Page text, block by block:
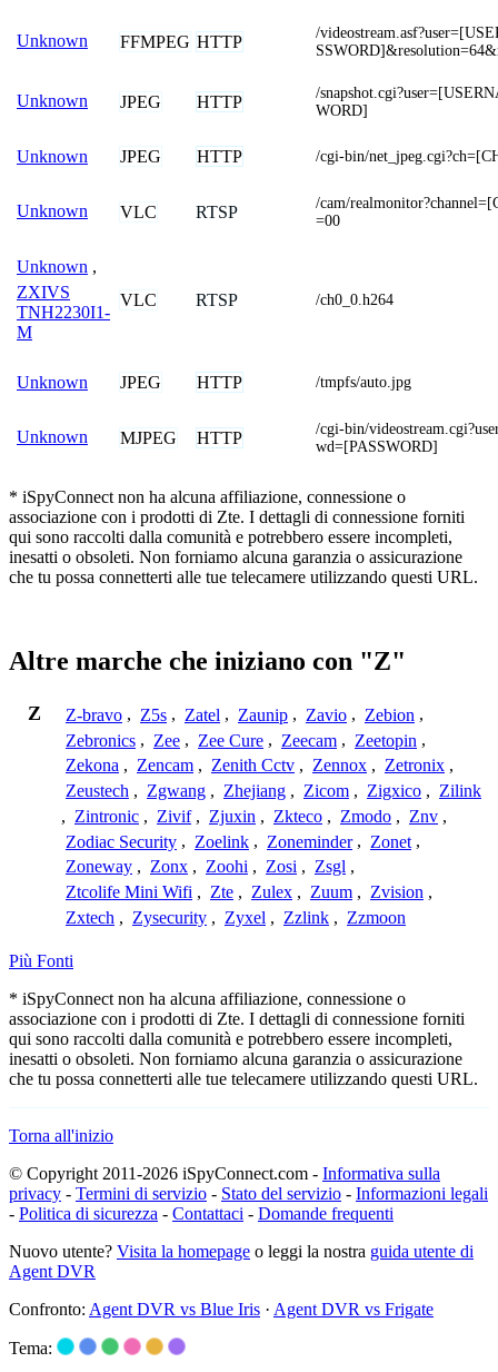
Unknown FFMPEG HTTP
/
Unknown JPEG HTTP
/
WORD]
Unknown JPEG HTTP /cgi-bin/
Unknown VLC RTSP
/cam/
=00
Unknown ,
ZXIVS
TNH2230I1-
M
VLC RTSP /ch0_0.h264
Unknown JPEG HTTP /tmpfs/auto.jpg
Unknown MJPEG HTTP
/cgi-bin/
wd=[PASSWORD]
* iSpyConnect non ha alcuna affiliazione, connessione o
associazione con i prodotti di Zte. I dettagli di connessione forniti
qui sono raccolti dalla comunità e potrebbero essere incompleti,
inesatti o obsoleti. Non forniamo alcuna garanzia o assicurazione
che tu possa connetterti alle tue telecamere utilizzando questi URL.
Altre marche che iniziano con "Z"
Z Z-bravo , Z5s , Zatel , Zaunip , Zavio , Zebion ,
Zebronics , Zee , Zee Cure , Zeecam , Zeetopin ,
Zekona , Zencam , Zenith Cctv , Zennox , Zetronix ,
Zeustech , Zgwang , Zhejiang , Zicom , Zigxico , Zilink
, Zintronic , Zivif , Zjuxin , Zkteco , Zmodo , Znv ,
Zodiac Security , Zoelink , Zoneminder , Zonet ,
Zoneway , Zonx , Zoohi , Zosi , Zsgl ,
Ztcolife Mini Wifi , Zte , Zulex , Zuum , Zvision ,
Zxtech , Zysecurity , Zyxel , Zzlink , Zzmoon
Più Fonti
* iSpyConnect non ha alcuna affiliazione, connessione o
associazione con i prodotti di Zte. I dettagli di connessione forniti
qui sono raccolti dalla comunità e potrebbero essere incompleti,
inesatti o obsoleti. Non forniamo alcuna garanzia o assicurazione
che tu possa connetterti alle tue telecamere utilizzando questi URL.
Torna all'inizio
© Copyright 2011-2026 iSpyConnect.com - Informativa sulla
privacy - Termini di servizio - Stato del servizio - Informazioni legali
- Politica di sicurezza - Contattaci - Domande frequenti
Nuovo utente? Visita la homepage o leggi la nostra guida utente di
Agent DVR
Confronto: Agent DVR vs Blue Iris · Agent DVR vs Frigate
Tema: